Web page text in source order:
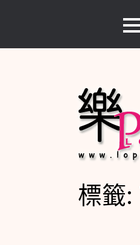
分享你的樂事，樂PO吧~標籤: